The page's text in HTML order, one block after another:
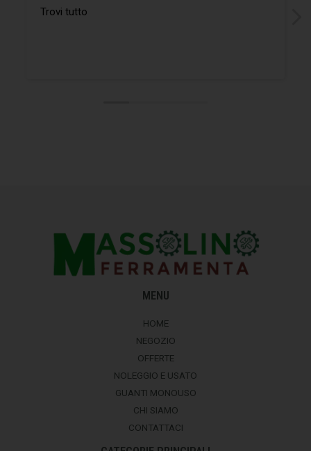
Trovi tutto
MENU
HOME
NEGOZIO
OFFERTE
NOLEGGIO E USATO
GUANTI MONOUSO
CHI SIAMO
CONTATTACI